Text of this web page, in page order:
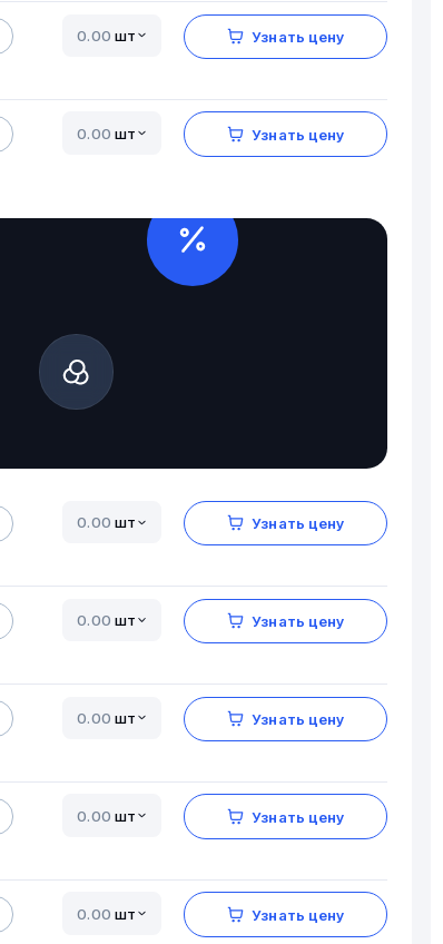
шт Узнать цену
шт Узнать цену
шт Узнать цену
шт Узнать цену
шт Узнать цену
шт Узнать цену
шт Узнать цену